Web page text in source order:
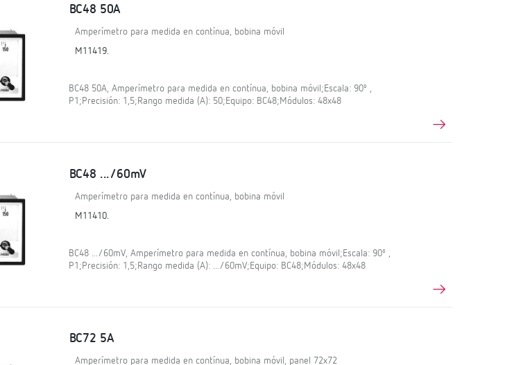
BC48 50A
Amperímetro para medida en contínua, bobina móvil
M11419.
BC48 50A, Amperímetro para medida en contínua, bobina móvil;Escala: 90º ,
P1;Precisión: 1,5;Rango medida (A): 50;Equipo: BC48;Módulos: 48x48
BC48 .../60mV
Amperímetro para medida en contínua, bobina móvil
M11410.
BC48 .../60mV, Amperímetro para medida en contínua, bobina móvil;Escala: 90º ,
P1;Precisión: 1,5;Rango medida (A): .../60mV;Equipo: BC48;Módulos: 48x48
BC72 5A
Amperímetro para medida en contínua, bobina móvil, panel 72x72